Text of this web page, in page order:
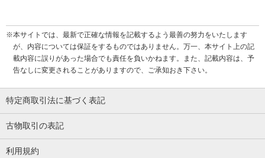
※本サイトでは、最新で正確な情報を記載するよう最善の努力をいたします
が、内容については保証をするものではありません。万一、本サイト上の記
載内容に誤りがあった場合でも責任を負いかねます。また、記載内容は、予
告なしに変更されることがありますので、ご承知おき下さい。
特定商取引法に基づく表記
古物取引の表記
利用規約